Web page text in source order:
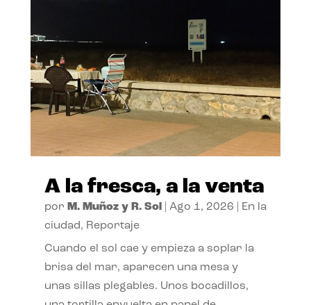
A la fresca, a la venta
por M. Muñoz y R. Sol| Ago 1, 2026
En la
ciudad, Reportaje
Cuando el sol cae y empieza a soplar la
brisa del mar, aparecen una mesa y
unas sillas plegables. Unos bocadillos,